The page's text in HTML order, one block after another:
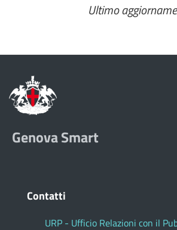
Ultimo
Genova Smart
Contatti
URP - Ufficio Relazioni con il